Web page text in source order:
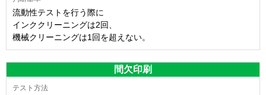
流動性テストを行う際に
インククリーニングは2回、
機械クリーニングは1回を超えない。
間欠印刷